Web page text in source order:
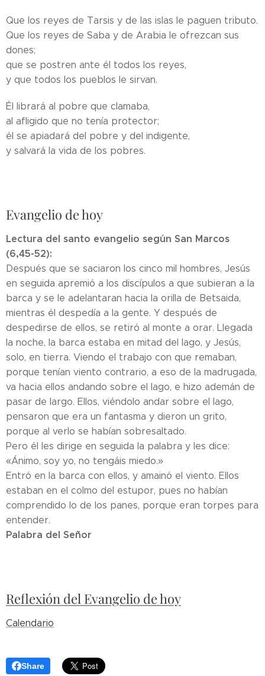
Que los reyes de Tarsis y de las islas le paguen tributo.
Que los reyes de Saba y de Arabia le ofrezcan sus
dones;
que se postren ante él todos los reyes,
y que todos los pueblos le sirvan.
Él librará al pobre que clamaba,
al afligido que no tenía protector;
él se apiadará del pobre y del indigente,
y salvará la vida de los pobres.
Evangelio de hoy
Lectura del santo evangelio según San Marcos
(6,45-52):
Después que se saciaron los cinco mil hombres, Jesús
en seguida apremió a los discípulos a que subieran a la
barca y se le adelantaran hacia la orilla de Betsaida,
mientras él despedía a la gente. Y después de
despedirse de ellos, se retiró al monte a orar. Llegada
la noche, la barca estaba en mitad del lago, y Jesús,
solo, en tierra. Viendo el trabajo con que remaban,
porque tenían viento contrario, a eso de la madrugada,
va hacia ellos andando sobre el lago, e hizo ademán de
pasar de largo. Ellos, viéndolo andar sobre el lago,
pensaron que era un fantasma y dieron un grito,
porque al verlo se habían sobresaltado.
Pero él les dirige en seguida la palabra y les dice:
«Ánimo, soy yo, no tengáis miedo.»
Entró en la barca con ellos, y amainó el viento. Ellos
estaban en el colmo del estupor, pues no habían
comprendido lo de los panes, porque eran torpes para
entender.
Palabra del Señor
Reflexión del Evangelio de hoy
Calendario
Share